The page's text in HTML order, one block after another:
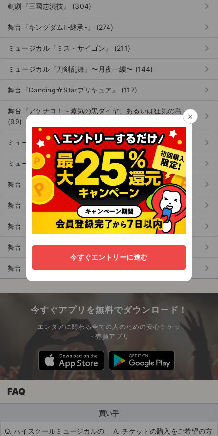
音楽情報
剣劇『三國志演技』 (304) keyboard_arrow_right
舞台『キングダムⅡ-継承-』 (274) keyboard_arrow_right
ミュージカル『ミス・サイゴン』 (211) keyboard_arrow_right
ミュージカル『刀剣乱舞』〜月夜一縷〜 (144) keyboard_arrow_right
舞台『Dancing☆Starプリキュア』 (117) keyboard_arrow_right
舞台『アケチコ！～蒸気の黒ダイヤ、あるいは狂気の島～』
(99)
keyboard_arrow_right
ミュージカル『美少女戦士セーラームーン』 (45) keyboard_arrow_right
ミュージカル『RENT（レント）』 (114) keyboard_arrow_right
舞台『多聞くん今どっち!?』 (109) keyboard_arrow_right
舞台『アメリカン・ドリーム』 (88) keyboard_arrow_right
舞台『HiGH&LOW THE 戦国』 (59) keyboard_arrow_right
舞台『ナイボー!』 (79) keyboard_arrow_right
舞台『パレイドリア』 (72) keyboard_arrow_right
今すぐアプリを無料でダウンロード！
エンタメに関わる全ての人のための安心チケッ
ト売買アプリ
FAQ
買い手
Q. ハイスクールミュージカルの
A. チケットの購入をご希望の方
×
今すぐエントリーに進む